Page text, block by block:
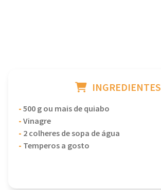
INGREDIENTES
-500 g ou mais de quiabo
-Vinagre
- 2 colheres de sopa de água
- Temperos a gosto